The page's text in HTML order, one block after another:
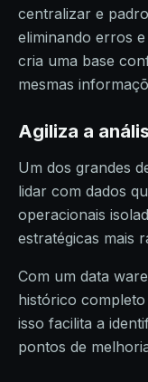
centralizar e
eliminando erros
cria uma base
mesmas
Agiliza a
Um dos grandes
lidar com dados
operacionais
estratégicas mais
Com um data
histórico completo
isso facilita a
pontos de